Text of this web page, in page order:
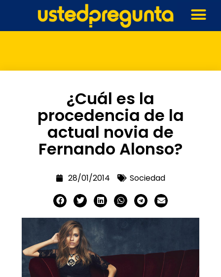
¿Cuál es la
procedencia de la
actual novia de
Fernando Alonso?
28/01/2014 Sociedad